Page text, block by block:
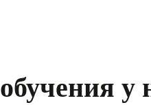
обучения у